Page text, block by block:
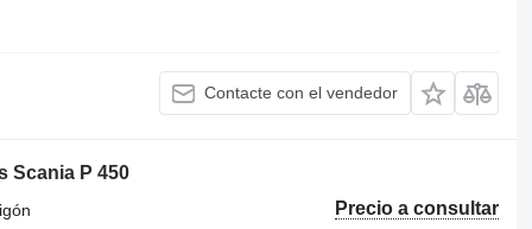
Contacte con el vendedor
Scania P 450
Precio a consultar